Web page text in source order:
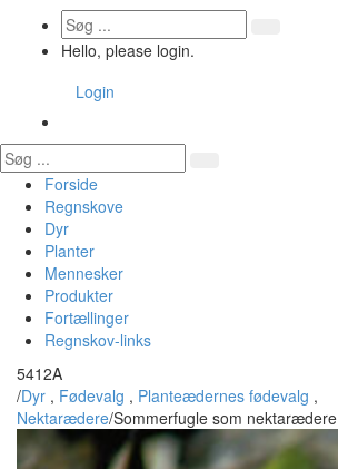
Hello, please login.
Login
Forside
Regnskove
Dyr
Planter
Mennesker
Produkter
Fortællinger
Regnskov-links
5412A
/Dyr , Fødevalg , Planteædernes fødevalg ,
Nektarædere/Sommerfugle som nektarædere